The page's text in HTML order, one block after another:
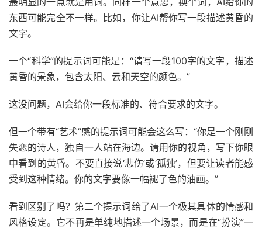
东西可能完全不一样。比如，你让AI帮你写一段描述黄昏的
文字。
一个“科学”的提示词可能是：“请写一段100字的文字，描述
黄昏的景象，包含太阳、云和天空的颜色。”
这没问题，AI会给你一段标准的、符合要求的文字。
但一个带有“艺术”感的提示词可能会这么写：“你是一个刚刚
失恋的诗人，独自一人站在海边。请用你的视角，写下你眼
中看到的黄昏。不要直接说‘悲伤’或‘孤独’，但要让读者能感
受到这种情绪。你的文字要像一幅褪了色的油画。”
看到区别了吗？第二个提示词给了AI一个极其具体的情感和
风格设定。它不再是单纯地描述一个场景，而是在“扮演”一